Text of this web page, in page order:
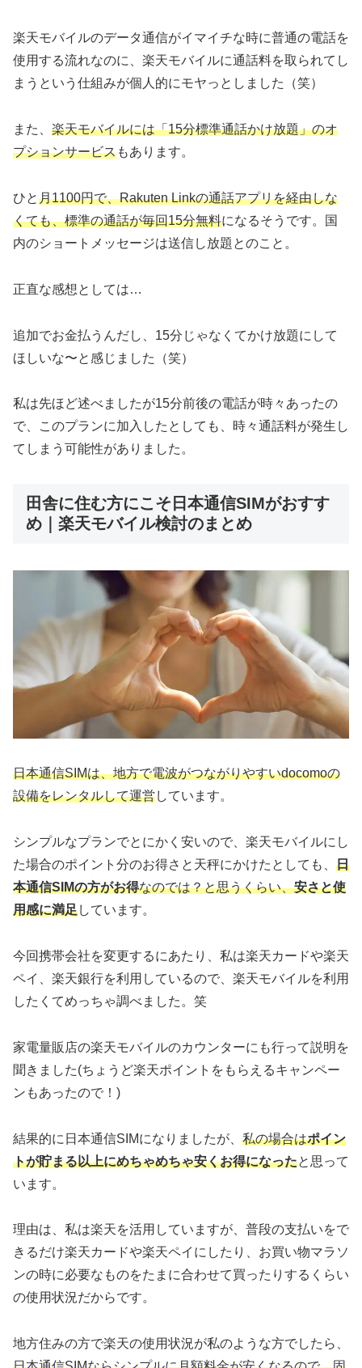
楽天モバイルのデータ通信がイマイチな時に普通の電話を
使用する流れなのに、楽天モバイルに通話料を取られてし
まうという仕組みが個人的にモヤっとしました（笑）
また、 楽天モバイルには「15分標準通話かけ放題」のオ
プションサービスもあります。
ひと月1100円で、Rakuten Linkの通話アプリを経由しな
くても、標準の通話が毎回15分無料になるそうです。国
内のショートメッセージは送信し放題とのこと。
正直な感想としては…
追加でお金払うんだし、15分じゃなくてかけ放題にして
ほしいな〜と感じました（笑）
私は先ほど述べましたが15分前後の電話が時々あったの
で、このプランに加入したとしても、時々通話料が発生し
てしまう可能性がありました。
田舎に住む方にこそ日本通信SIMがおすす
め｜楽天モバイル検討のまとめ
日本通信SIMは、地方で電波がつながりやすいdocomoの
設備をレンタルして運営しています。
シンプルなプランでとにかく安いので、楽天モバイルにし
た場合のポイント分のお得さと天秤にかけたとしても、 日
本通信SIMの方がお得なのでは？と思うくらい、安さと使
用感に満足しています。
今回携帯会社を変更するにあたり、私は楽天カードや楽天
ペイ、楽天銀行を利用しているので、楽天モバイルを利用
したくてめっちゃ調べました。笑
家電量販店の楽天モバイルのカウンターにも行って説明を
聞きました(ちょうど楽天ポイントをもらえるキャンペー
ンもあったので！)
結果的に日本通信SIMになりましたが、 私の場合はポイン
トが貯まる以上にめちゃめちゃ安くお得になったと思って
います。
理由は、私は楽天を活用していますが、普段の支払いをで
きるだけ楽天カードや楽天ペイにしたり、お買い物マラソ
ンの時に必要なものをたまに合わせて買ったりするくらい
の使用状況だからです。
地方住みの方で楽天の使用状況が私のような方でしたら、